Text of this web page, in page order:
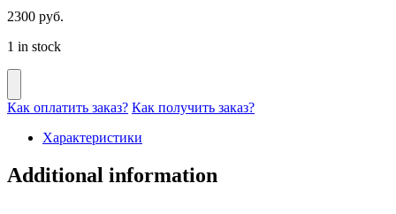
2300 руб.
1 in stock
Как оплатить заказ? Как получить заказ?
Характеристики
Additional information